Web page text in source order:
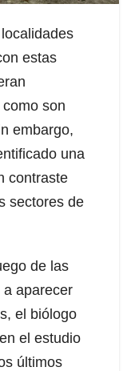
estas
son
embargo,
una
contraste
sectores de
de las
a aparecer
el biólogo
el estudio
últimos